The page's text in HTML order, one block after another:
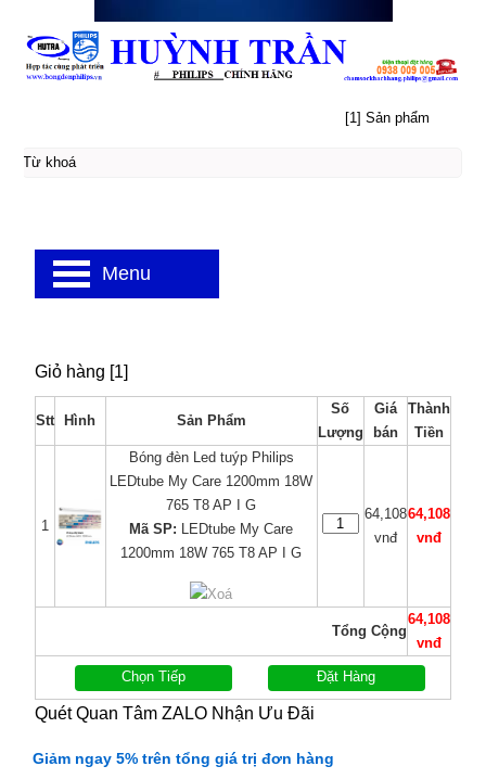
Giỏ hàng [1]
Stt Hình Sản Phẩm
Số
Lượng
Giá
bán
Thành
Tiền
1
Bóng đèn Led tuýp Philips
LEDtube My Care 1200mm 18W
765 T8 AP I G
Mã SP: LEDtube My Care
1200mm 18W 765 T8 AP I G
Xoá
64,108
vnđ
64,108
vnđ
Tổng Cộng
64,108
vnđ
Đặt Hàng
Chọn Tiếp
Quét Quan Tâm ZALO Nhận Ưu Đãi
Giảm ngay 5% trên tổng giá trị đơn hàng
[1] Sản phẩm
Menu